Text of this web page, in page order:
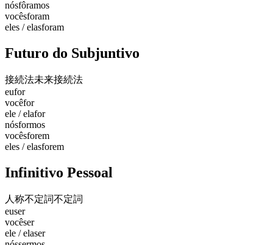
nósfôramos
vocêsforam
eles / elasforam
Futuro do Subjuntivo
接続法未来接続法
eufor
vocêfor
ele / elafor
nósformos
vocêsforem
eles / elasforem
Infinitivo Pessoal
人称不定詞不定詞
euser
vocêser
ele / elaser